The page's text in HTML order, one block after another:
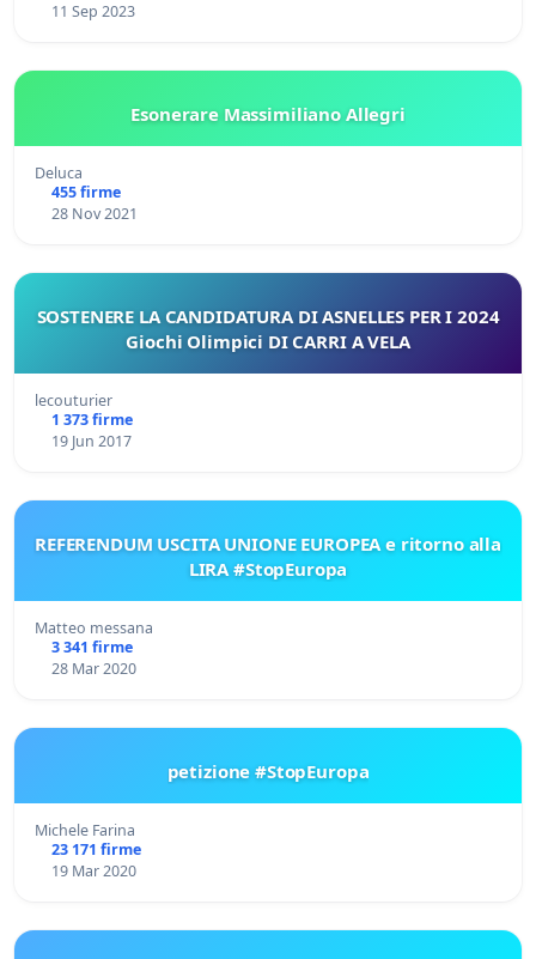
11 Sep 2023
Esonerare Massimiliano Allegri
Deluca
455 firme
28 Nov 2021
SOSTENERE LA CANDIDATURA DI ASNELLES PER I 2024
Giochi Olimpici DI CARRI A VELA
lecouturier
1 373 firme
19 Jun 2017
REFERENDUM USCITA UNIONE EUROPEA e ritorno alla
LIRA #StopEuropa
Matteo messana
3 341 firme
28 Mar 2020
petizione #StopEuropa
Michele Farina
23 171 firme
19 Mar 2020